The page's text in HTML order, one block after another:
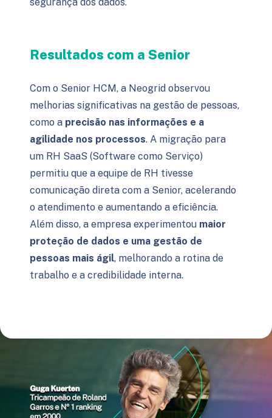
Resultados com a Senior
Com o Senior HCM, a Neogrid observou
melhorias significativas na gestão de pessoas,
como a precisão nas informações e a
agilidade nos processos. A migração para
um RH SaaS (Software como Serviço)
permitiu que a equipe de RH tivesse
comunicação direta com a Senior, acelerando
o atendimento e aumentando a eficiência.
Além disso, a empresa experimentou maior
proteção de dados e uma gestão de
pessoas mais ágil, melhorando a rotina de
trabalho e a credibilidade interna.